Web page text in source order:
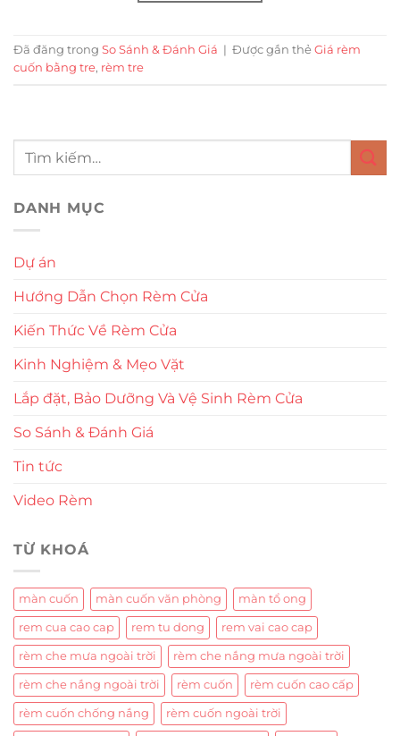
Đã đăng trong So Sánh & Đánh Giá | Được gắn thẻ Giá rèm
cuốn bằng tre, rèm tre
DANH MỤC
Dự án
Hướng Dẫn Chọn Rèm Cửa
Kiến Thức Về Rèm Cửa
Kinh Nghiệm & Mẹo Vặt
Lắp đặt, Bảo Dưỡng Và Vệ Sinh Rèm Cửa
So Sánh & Đánh Giá
Tin tức
Video Rèm
TỪ KHOÁ
màn cuốn màn cuốn văn phòng màn tổ ong
rem cua cao cap rem tu dong rem vai cao cap
rèm che mưa ngoài trời rèm che nắng mưa ngoài trời
rèm che nắng ngoài trời rèm cuốn rèm cuốn cao cấp
rèm cuốn chống nắng rèm cuốn ngoài trời